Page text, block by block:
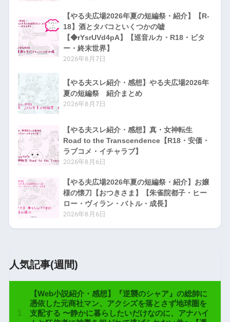
【やる夫広場2026年夏の短編祭・紹介】【R-
18】酒とタバコといくつかの嘘
【◆rYsrUVd4pA】【巡音ルカ・R18・ビタ
ー・終末世界】
2026年8月7日
【やる夫スレ紹介・感想】やる夫広場2026年
夏の短編祭 紹介まとめ
2026年8月7日
【やる夫スレ紹介・感想】真・女神転生
Road to the Transcendence【R18・安価・
ラブコメ・イチャラブ】
2026年8月6日
【やる夫広場2026年夏の短編祭・紹介】お嬢
様の懐刀【おつきさま】【朱雀院都子・ヒー
ロー・ヴィラン・バトル・成長】
2026年8月6日
人気記事(週間)